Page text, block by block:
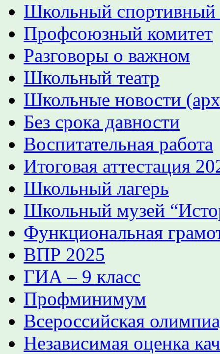
Школьный
Профсоюзный комитет
Разговоры о важном
Школьный театр
Школьные новости
Без срока давности
Воспитательная работа
Итоговая аттестация
Школьный лагерь
Школьный музей
Функциональная
ВПР 2025
ГИА – 9 класс
Профминимум
Всероссийская
Независимая оценка